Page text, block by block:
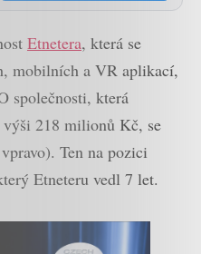
Etnetera, která se
mobilních a VR aplikací,
společnosti, která
výši 218 milionů Kč, se
Ten na pozici
Etneteru vedl 7 let.